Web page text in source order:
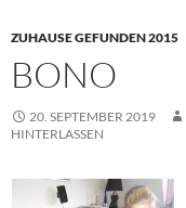
ZUHAUSE GEFUNDEN 2015
BONO
20. SEPTEMBER 2019
HINTERLASSEN